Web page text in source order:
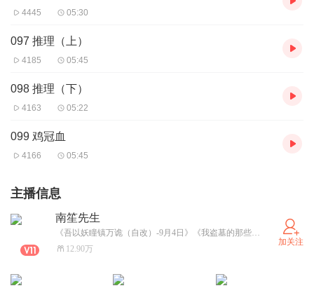
4445 05:30
097 推理（上）
4185 05:45
098 推理（下）
4163 05:22
099 鸡冠血
4166 05:45
主播信息
南笙先生
《吾以妖瞳镇万诡（自改）-9月4日》《我盗墓的那些年》《镇邪棺》 《鬼瞳神相》 《剃头匠II》即将上架，欢迎大家关注哦！！！
12.90万
加关注